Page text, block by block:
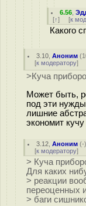
6.56 ,
[↑] [к
Какого
3.10 ,Аноним (
[к модератору]
>Куча
Может быть,
под эти
лишние
экономит кучу
3.12 ,Аноним (-
[к модератору]
> Куча
Для каких
> реакции
переоценных
> баги